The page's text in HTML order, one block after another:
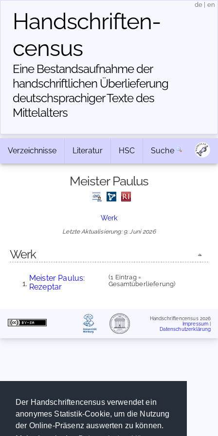
Der Handschriftencensus verwendet ein
anonymes Statistik-Cookie, um die Nutzung
der Online-Präsenz auswerten zu können.
Handschriften­
census
Eine Bestandsaufnahme der
handschriftlichen Über­lieferung
deutschsprachiger Texte des
Mittelalters
de en
Verzeichnisse Literatur HSC Suche
Meister Paulus
Werk
Letzte Aktualisierung: 9. Juni 2026
Werk
Meister Paulus:
Rezeptar
(1 Eintrag =
Gesamtüberlieferung)
Handschriftencensus 2026
Impressum
Datenschutzerklärung